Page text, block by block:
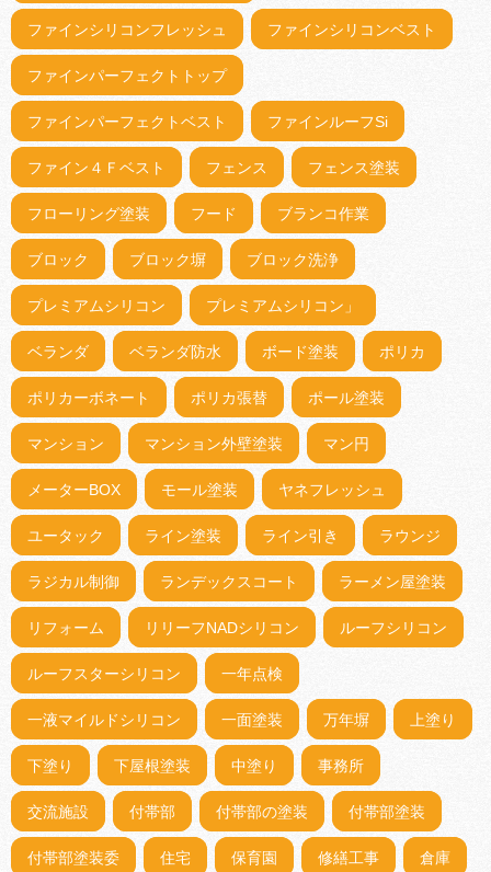
ファインシリコンフレッシュ ファインシリコンベスト
ファインパーフェクトトップ
ファインパーフェクトベスト ファインルーフSi
ファイン４Ｆベスト フェンス フェンス塗装
フローリング塗装 フード ブランコ作業
ブロック ブロック塀 ブロック洗浄
プレミアムシリコン プレミアムシリコン」
ベランダ ベランダ防水 ボード塗装 ポリカ
ポリカーボネート ポリカ張替 ポール塗装
マンション マンション外壁塗装 マン円
メーターBOX モール塗装 ヤネフレッシュ
ユータック ライン塗装 ライン引き ラウンジ
ラジカル制御 ランデックスコート ラーメン屋塗装
リフォーム リリーフNADシリコン ルーフシリコン
ルーフスターシリコン 一年点検
一液マイルドシリコン 一面塗装 万年塀 上塗り
下塗り 下屋根塗装 中塗り 事務所
交流施設 付帯部 付帯部の塗装 付帯部塗装
付帯部塗装委 住宅 保育園 修繕工事 倉庫